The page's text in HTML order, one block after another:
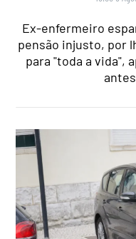
Ex-enfermeiro
pensão injusto, por
para "toda a vida",